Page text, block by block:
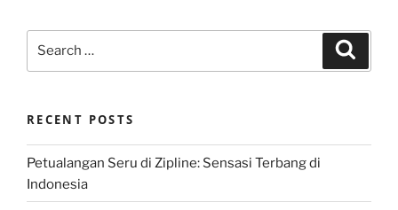
RECENT POSTS
Petualangan Seru di Zipline: Sensasi Terbang di
Indonesia